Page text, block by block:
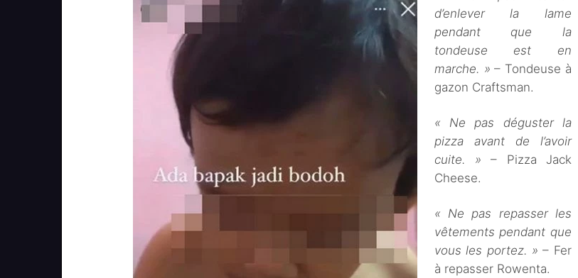
d’enlever la lame
pendant que la
tondeuse est en
marche. » – Tondeuse à
gazon Craftsman.
« Ne pas déguster la
pizza avant de l’avoir
cuite. » – Pizza Jack
Cheese.
« Ne pas repasser les
vêtements pendant que
vous les portez. » – Fer
à repasser Rowenta.